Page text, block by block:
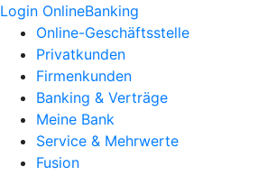
Login OnlineBanking
Online-Geschäftsstelle
Privatkunden
Firmenkunden
Banking & Verträge
Meine Bank
Service & Mehrwerte
Fusion